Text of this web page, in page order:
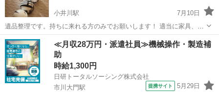
小井川駅
7月10日
遺品整理です。持ちに来れる方のみでお願いします！ 適当に家具、家
電、その他を出したいのでお願いします！現状なので見て判断されて
も大丈夫です。
山梨 南アルプス市 小井川駅 家具 現状
≪月収28万円・派遣社員≫機械操作・製造補
助
時給1,300円
日研トータルソーシング株式会社
市川大門駅
提携サイト 5月29日